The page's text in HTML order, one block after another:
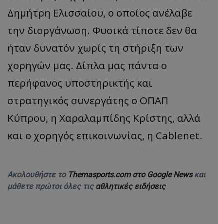
Δημήτρη Ελισσαίου, ο οποίος ανέλαβε
την διοργάνωση. Φυσικά τίποτε δεν θα
ήταν δυνατόν χωρίς τη στήριξη των
χορηγών μας. Δίπλα μας πάντα ο
περήφανος υποστηρικτής και
στρατηγικός συνεργάτης ο ΟΠΑΠ
Κύπρου, η Χαραλαμπίδης Κρίστης, αλλά
και ο χορηγός επικοινωνίας, η Cablenet.
Ακολουθήστε το Themasports.com στο Google Newsκαι
μάθετε πρώτοι όλες τις αθλητικές ειδήσεις